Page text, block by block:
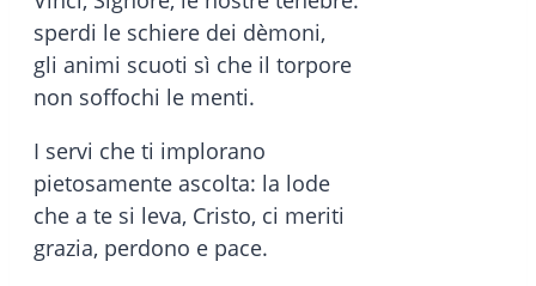
sperdi le schiere dei dèmoni,
gli animi scuoti sì che il torpore
non soffochi le menti.
I servi che ti implorano
pietosamente ascolta: la lode
che a te si leva, Cristo, ci meriti
grazia, perdono e pace.